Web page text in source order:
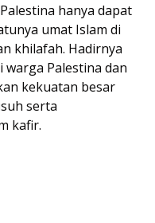
hanya dapat
umat Islam di
khilafah. Hadirnya
warga Palestina dan
kekuatan besar
serta
kafir.